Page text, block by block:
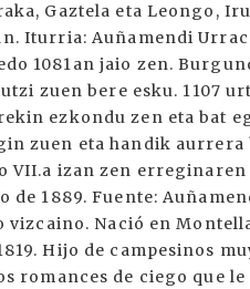
Gaztela eta Leongo,
Iturria: Auñamendi
1081an jaio zen.
zuen bere esku. 1107
ezkondu zen eta bat
zuen eta handik
VII.a izan zen
de 1889. Fuente:
Nació en
Hijo de campesinos
romances de ciego que